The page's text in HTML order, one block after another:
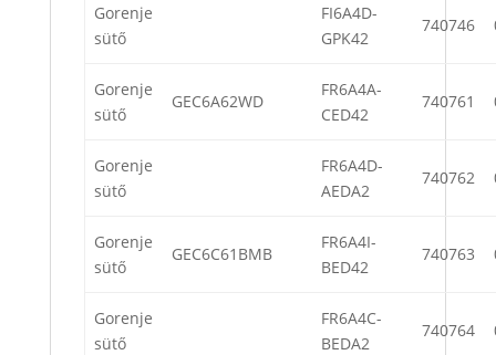
Gorenje
sütő
FI6A4D-
GPK42
740746
Gorenje
sütő
GEC6A62WD
FR6A4A-
CED42
740761
Gorenje
sütő
FR6A4D-
AEDA2
740762
Gorenje
sütő
GEC6C61BMB
FR6A4I-
BED42
740763
Gorenje
sütő
FR6A4C-
BEDA2
740764